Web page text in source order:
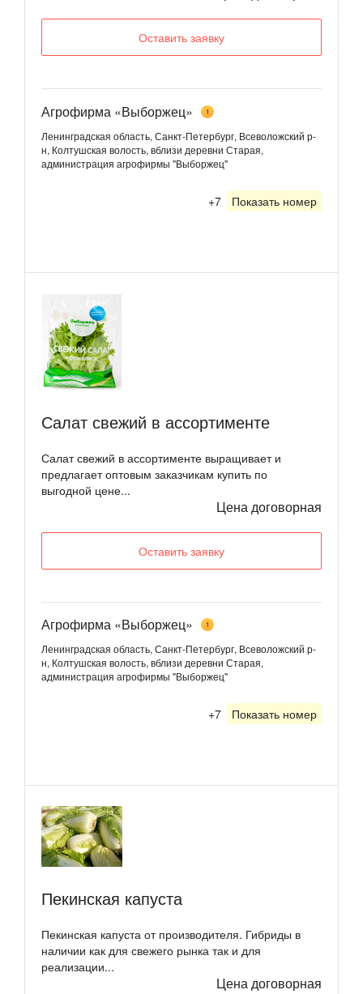
Оставить заявку
Агрофирма «Выборжец» 1
Ленинградская область, Санкт-Петербург, Всеволожский р-
н, Колтушская волость, вблизи деревни Старая,
администрация агрофирмы "Выборжец"
+7 Показать номер
Салат свежий в ассортименте
Салат свежий в ассортименте выращивает и
предлагает оптовым заказчикам купить по
выгодной цене...
Цена договорная
Оставить заявку
Агрофирма «Выборжец» 1
Ленинградская область, Санкт-Петербург, Всеволожский р-
н, Колтушская волость, вблизи деревни Старая,
администрация агрофирмы "Выборжец"
+7 Показать номер
Пекинская капуста
Пекинская капуста от производителя. Гибриды в
наличии как для свежего рынка так и для
реализации...
Цена договорная